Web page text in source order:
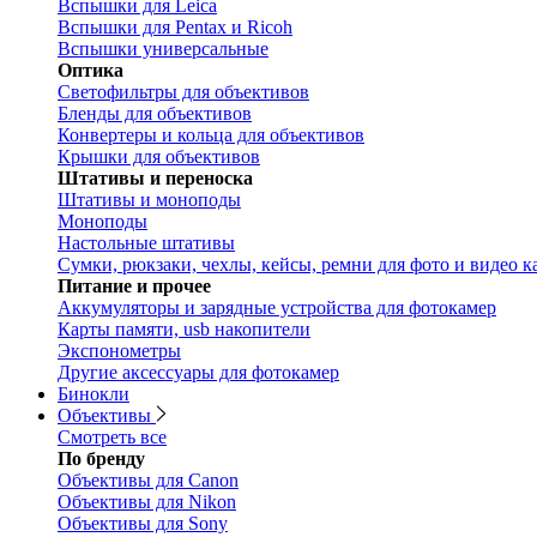
Вспышки для Leica
Вспышки для Pentax и Ricoh
Вспышки универсальные
Оптика
Светофильтры для объективов
Бленды для объективов
Конвертеры и кольца для объективов
Крышки для объективов
Штативы и переноска
Штативы и моноподы
Моноподы
Настольные штативы
Сумки, рюкзаки, чехлы, кейсы, ремни для фото и видео
Питание и прочее
Аккумуляторы и зарядные устройства для фотокамер
Карты памяти, usb накопители
Экспонометры
Другие аксессуары для фотокамер
Бинокли
Объективы
Смотреть все
По бренду
Объективы для Canon
Объективы для Nikon
Объективы для Sony